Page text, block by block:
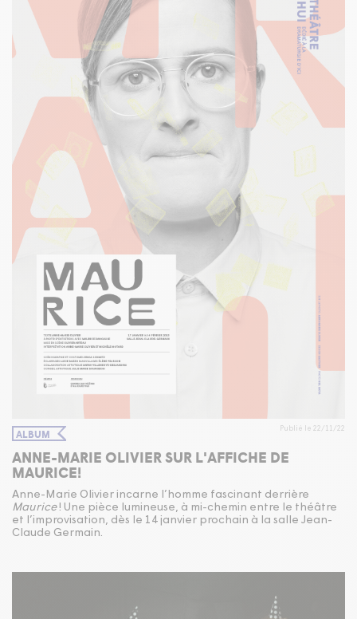
ALBUM Publié le 22/11/22
ANNE-MARIE OLIVIER SUR L'AFFICHE DE
MAURICE!
Anne-Marie Olivier incarne l’homme fascinant derrière
Maurice! Une pièce lumineuse, à mi-chemin entre le théâtre
et l’improvisation, dès le 14 janvier prochain à la salle Jean-
Claude Germain.